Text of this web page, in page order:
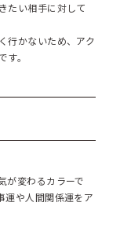
たい相手に対して
行かないため、アク
。
が変わるカラーで
運や人間関係運をア